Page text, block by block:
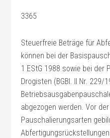
3365
Steuerfreie Beträge für
können bei der
1 EStG 1988 sowie bei der
Drogisten (BGBl. II Nr. 229/
abgezogen werden. Vor
Pauschalierungsarten